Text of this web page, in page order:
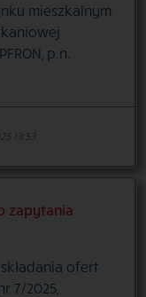
mieszkalnym
p.n.
13:53
zapytania
ofert
7/2025,